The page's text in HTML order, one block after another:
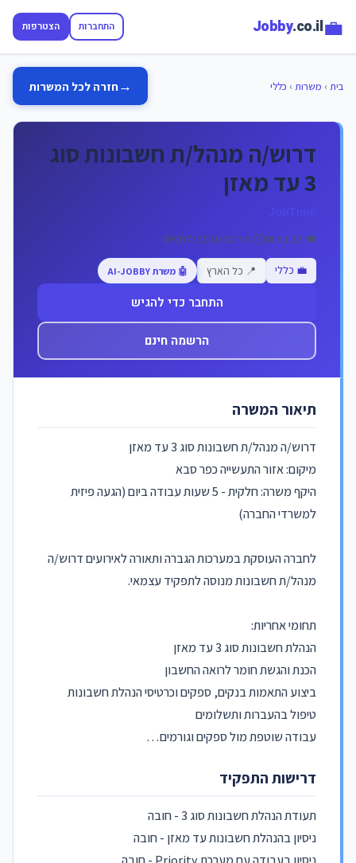
💼
Jobby.co.il התחברות הצטרפות
בית › משרות › כללי →חזרה לכל המשרות
דרוש/ה מנהל/ת חשבונות סוג
3 עד מאזן
👁️ 23 צפיות 🕐 פורסם 09/07/2026
💼 כללי 📍 כל הארץ 🤖 משרת AI-JOBBY
התחבר כדי להגיש
הרשמה חינם
תיאור המשרה
דרוש/ה מנהל/ת חשבונות סוג 3 עד מאזן
מיקום: אזור התעשייה כפר סבא
היקף משרה: חלקית - 5 שעות עבודה ביום (הגעה פיזית
למשרדי החברה)
לחברה העוסקת במערכות הגברה ותאורה לאירועים דרוש/ה
מנהל/ת חשבונות מנוסה לתפקיד עצמאי.
תחומי אחריות:
הנהלת חשבונות סוג 3 עד מאזן
הכנת והגשת חומר לרואה החשבון
ביצוע התאמות בנקים, ספקים וכרטיסי הנהלת חשבונות
טיפול בהעברות ותשלומים
עבודה שוטפת מול ספקים וגורמים…
דרישות התפקיד
תעודת הנהלת חשבונות סוג 3 - חובה
ניסיון בהנהלת חשבונות עד מאזן - חובה